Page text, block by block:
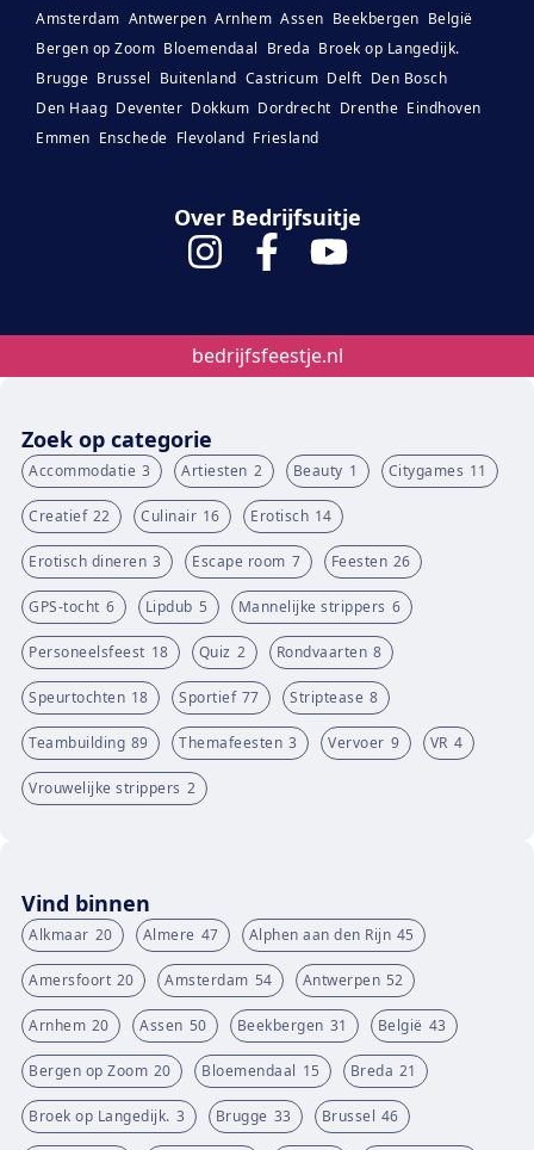
Amsterdam Antwerpen Arnhem Assen Beekbergen België
Bergen op Zoom Bloemendaal Breda Broek op Langedijk.
Brugge Brussel Buitenland Castricum Delft Den Bosch
Den Haag Deventer Dokkum Dordrecht Drenthe Eindhoven
Emmen Enschede Flevoland Friesland
Over Bedrijfsuitje
bedrijfsfeestje.nl
Zoek op categorie
Accommodatie 3 Artiesten 2 Beauty 1 Citygames 11
Creatief 22 Culinair 16 Erotisch 14
Erotisch dineren 3 Escape room 7 Feesten 26
GPS-tocht 6 Lipdub 5 Mannelijke strippers 6
Personeelsfeest 18 Quiz 2 Rondvaarten 8
Speurtochten 18 Sportief 77 Striptease 8
Teambuilding 89 Themafeesten 3 Vervoer 9 VR 4
Vrouwelijke strippers 2
Vind binnen
Alkmaar 20 Almere 47 Alphen aan den Rijn 45
Amersfoort 20 Amsterdam 54 Antwerpen 52
Arnhem 20 Assen 50 Beekbergen 31 België 43
Bergen op Zoom 20 Bloemendaal 15 Breda 21
Broek op Langedijk. 3 Brugge 33 Brussel 46